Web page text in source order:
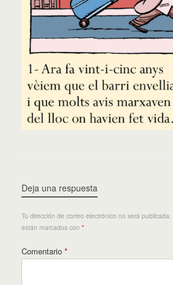
Deja una respuesta
Tu dirección de correo electrónico no será publicada.
están marcados con *
Comentario *